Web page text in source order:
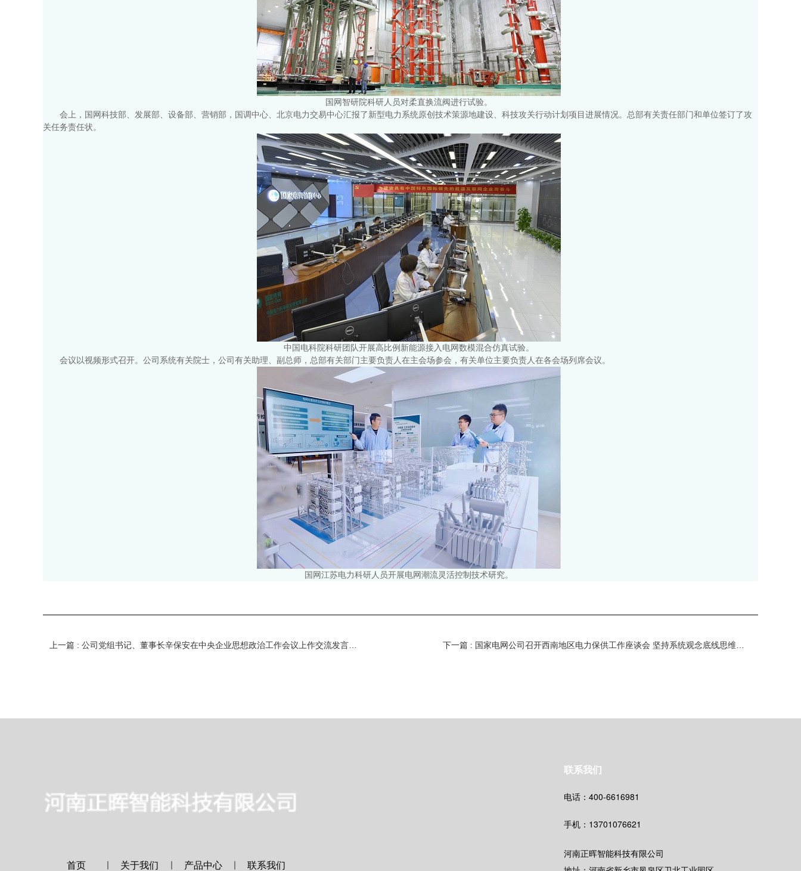
国网智研院科研人员对柔直换流阀进行试验。
会上，国网科技部、发展部、设备部、营销部，国调中心、北京电力交易中心汇报了新型电力系统原创技术策源地建设、科技攻关行动计划项目进展情况。总部有关责任部门和单位签订了攻
关任务责任状。
中国电科院科研团队开展高比例新能源接入电网数模混合仿真试验。
会议以视频形式召开。公司系统有关院士，公司有关助理、副总师，总部有关部门主要负责人在主会场参会，有关单位主要负责人在各会场列席会议。
国网江苏电力科研人员开展电网潮流灵活控制技术研究。
上一篇 : 公司党组书记、董事长辛保安在中央企业思想政治工作会议上作交流发言 强化新时代思想政治引领 凝聚新征程昂扬奋进力量 下一篇 : 国家电网公司召开西南地区电力保供工作座谈会 坚持系统观念底线思维保供电保安全保稳定 持之以恒久久为功全力稳增长助转型促发展
首页 ｜ 关于我们 ｜ 产品中心 ｜ 联系我们
联系我们
电话：400-6616981
手机：13701076621
河南正晖智能科技有限公司